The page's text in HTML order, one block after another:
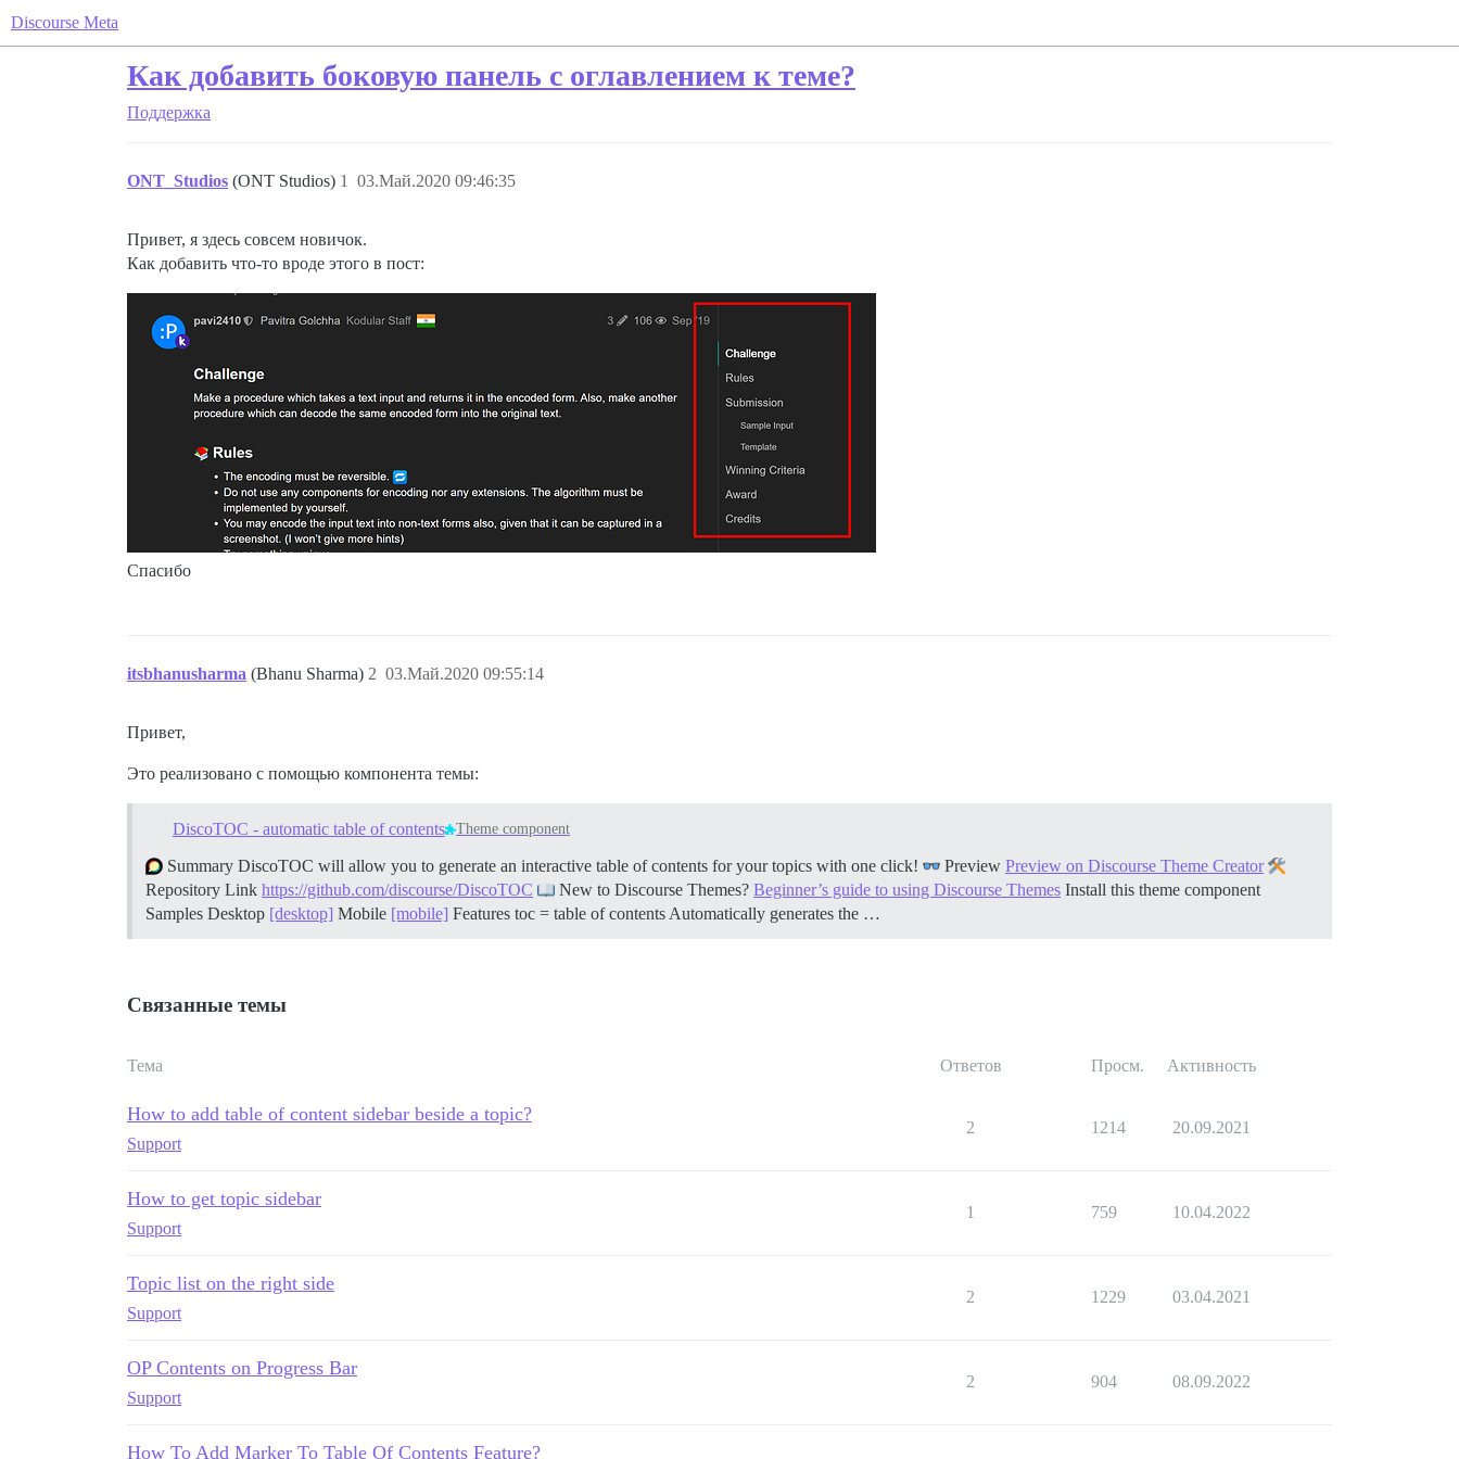
Discourse Meta
Как добавить боковую панель с оглавлением к теме?
Поддержка
ONT_Studios (ONT Studios) 03.Май.2020 09:46:35
1
Привет, я здесь совсем новичок.
Как добавить что-то вроде этого в пост:
Спасибо
itsbhanusharma (Bhanu Sharma) 03.Май.2020 09:55:14
2
Привет,
Это реализовано с помощью компонента темы:
DiscoTOC - automatic table of contents Theme component
Summary DiscoTOC will allow you to generate an interactive table of contents for your topics with one click! Preview Preview on Discourse Theme Creator
Repository Link https://github.com/discourse/DiscoTOC New to Discourse Themes? Beginner’s guide to using Discourse Themes Install this theme component
Samples Desktop [desktop] Mobile [mobile] Features toc = table of contents Automatically generates the …
Связанные темы
Тема Ответов Просм. Активность
How to add table of content sidebar beside a topic?
Support
2 1214 20.09.2021
How to get topic sidebar
Support
1 759 10.04.2022
Topic list on the right side
Support
2 1229 03.04.2021
OP Contents on Progress Bar
Support
2 904 08.09.2022
How To Add Marker To Table Of Contents Feature?